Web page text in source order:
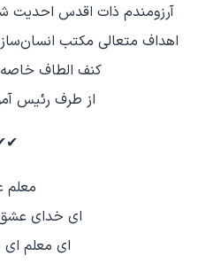
آرزومندم ذات اقدس احدیت
اهداف متعالی مکتب انسان‌ساز
کنف الطاف
از طرف رئیس
معلم
ای خدای
ای معلم ای